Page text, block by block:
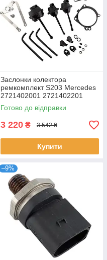
Заслонки колектора
ремкомплект S203 Mercedes
2721402001 2721402201
2721402101 700246330
A2721402001
Готово до відправки
3 220 ₴ 3 542 ₴
Купити
–9%